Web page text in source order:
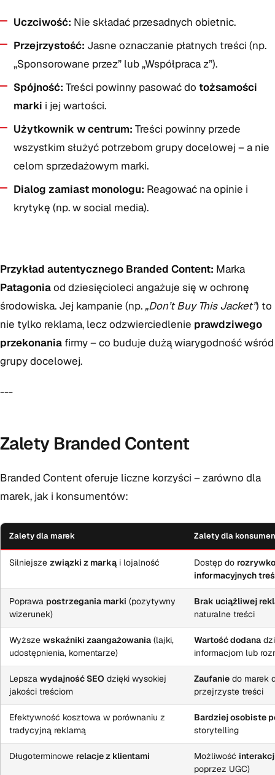
Uczciwość: Nie składać przesadnych obietnic.
Przejrzystość: Jasne oznaczanie płatnych treści (np.
„Sponsorowane przez” lub „Współpraca z”).
Spójność: Treści powinny pasować do tożsamości
marki i jej wartości.
Użytkownik w centrum: Treści powinny przede
wszystkim służyć potrzebom grupy docelowej – a nie
celom sprzedażowym marki.
Dialog zamiast monologu: Reagować na opinie i
krytykę (np. w social media).
Przykład autentycznego Branded Content: Marka
Patagoniaod dziesięcioleci angażuje się w ochronę
środowiska. Jej kampanie (np.„Don’t Buy This Jacket”) to
nie tylko reklama, lecz odzwierciedlenie prawdziwego
przekonania firmy – co buduje dużą wiarygodność wśród
grupy docelowej.
---
Zalety Branded Content
Branded Content oferuje liczne korzyści – zarówno dla
marek, jak i konsumentów:
Zalety dla marek Zalety dla
Silniejszezwiązki z marką i lojalność Dostęp do
informacyjnych
Poprawa postrzegania marki (pozytywny
wizerunek)
Brak uciążliwej
naturalne treści
Wyższewskaźniki zaangażowania (lajki,
udostępnienia, komentarze)
Wartość dodana
informacjom lub
Lepszawydajność SEO dzięki wysokiej
jakości treściom
Zaufanie do marek
przejrzyste treści
Efektywność kosztowa w porównaniu z
tradycyjną reklamą
Bardziej osobiste
storytelling
Długoterminowe relacje z klientami Możliwość
poprzez UGC)